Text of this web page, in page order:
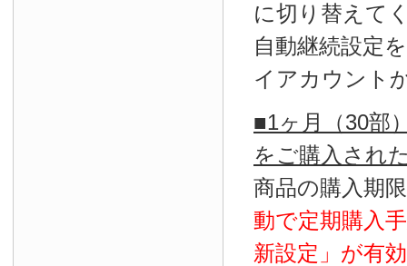
に切り替えて
自動継続設定
イアカウント
■1ヶ月（30部
をご購入され
商品の購入期
動で定期購入
新設定」が有効